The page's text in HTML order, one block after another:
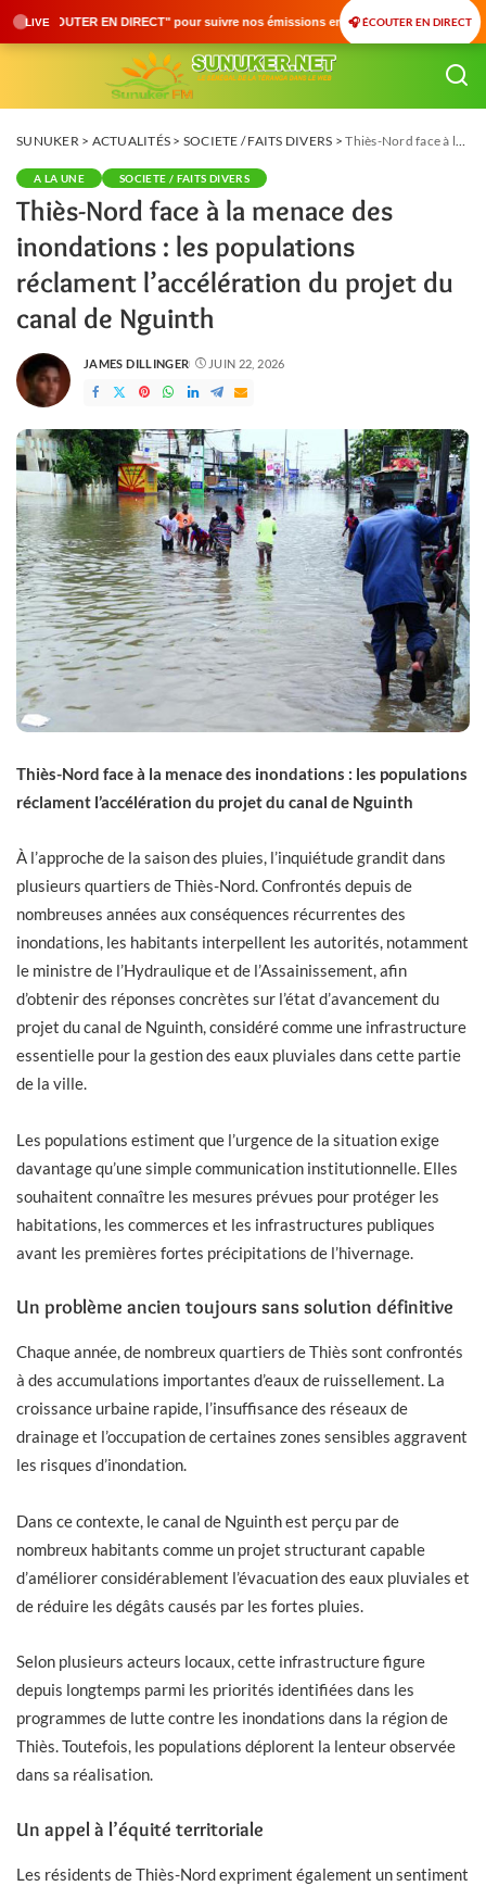
LIVEpour suivre nos émissions en temps réel • 🇸🇳 Actualités du Sénégal • 🌍
🎧 ÉCOUTER EN DIRECT
SUNUKER> ACTUALITÉS > SOCIETE / FAITS DIVERS >Thiès-Nord face à la menace des inondations : les populations réclament l’accélération du projet du canal de Nguinth
A LA UNE SOCIETE / FAITS DIVERS
Thiès-Nord face à la menace des
inondations : les populations
réclament l’accélération du projet du
canal de Nguinth
POSTED
BY
JAMES DILLINGER JUIN 22, 2026
Thiès-Nord face à la menace des inondations : les populations
réclament l’accélération du projet du canal de Nguinth
À l’approche de la saison des pluies, l’inquiétude grandit dans
plusieurs quartiers de Thiès-Nord. Confrontés depuis de
nombreuses années aux conséquences récurrentes des
inondations, les habitants interpellent les autorités, notamment
le ministre de l’Hydraulique et de l’Assainissement, afin
d’obtenir des réponses concrètes sur l’état d’avancement du
projet du canal de Nguinth, considéré comme une infrastructure
essentielle pour la gestion des eaux pluviales dans cette partie
de la ville.
Les populations estiment que l’urgence de la situation exige
davantage qu’une simple communication institutionnelle. Elles
souhaitent connaître les mesures prévues pour protéger les
habitations, les commerces et les infrastructures publiques
avant les premières fortes précipitations de l’hivernage.
Un problème ancien toujours sans solution définitive
Chaque année, de nombreux quartiers de Thiès sont confrontés
à des accumulations importantes d’eaux de ruissellement. La
croissance urbaine rapide, l’insuffisance des réseaux de
drainage et l’occupation de certaines zones sensibles aggravent
les risques d’inondation.
Dans ce contexte, le canal de Nguinth est perçu par de
nombreux habitants comme un projet structurant capable
d’améliorer considérablement l’évacuation des eaux pluviales et
de réduire les dégâts causés par les fortes pluies.
Selon plusieurs acteurs locaux, cette infrastructure figure
depuis longtemps parmi les priorités identifiées dans les
programmes de lutte contre les inondations dans la région de
Thiès. Toutefois, les populations déplorent la lenteur observée
dans sa réalisation.
Un appel à l’équité territoriale
Les résidents de Thiès-Nord expriment également un sentiment